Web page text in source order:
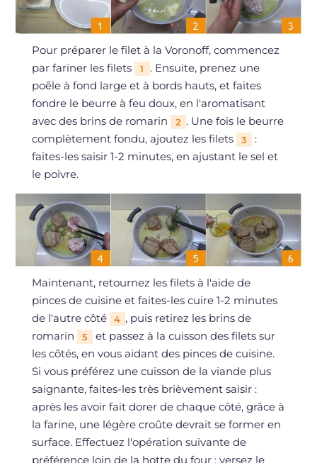
Pour préparer le filet à la Voronoff, commencez
par fariner les filets
1
. Ensuite, prenez une
poêle à fond large et à bords hauts, et faites
fondre le beurre à feu doux, en l'aromatisant
avec des brins de romarin
2 . Une fois le beurre
complètement fondu, ajoutez les filets
3
:
faites-les saisir 1-2 minutes, en ajustant le sel et
le poivre.
Maintenant, retournez les filets à l'aide de
pinces de cuisine et faites-les cuire 1-2 minutes
de l'autre côté
4 , puis retirez les brins de
romarin
5
et passez à la cuisson des filets sur
les côtés, en vous aidant des pinces de cuisine.
Si vous préférez une cuisson de la viande plus
saignante, faites-les très brièvement saisir :
après les avoir fait dorer de chaque côté, grâce à
la farine, une légère croûte devrait se former en
surface. Effectuez l'opération suivante de
préférence loin de la hotte du four : versez le